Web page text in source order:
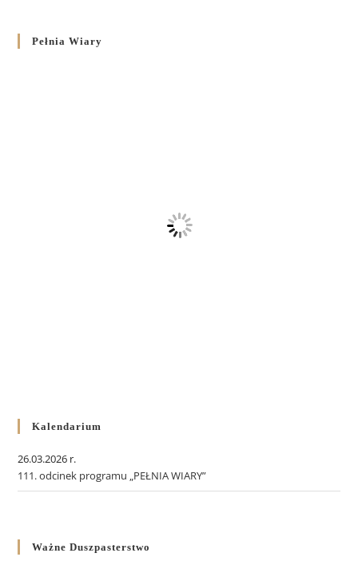
Pełnia Wiary
Kalendarium
26.03.2026 r.
111. odcinek programu „PEŁNIA WIARY”
Ważne Duszpasterstwo